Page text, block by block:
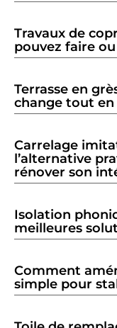
Travaux de
pouvez faire
Terrasse en
change tout
Carrelage
l’alternative
rénover son
Isolation
meilleures
Comment
simple pour